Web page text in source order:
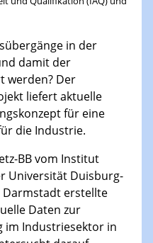
in der
damit der
werden? Der
liefert aktuelle
für eine
die Industrie.
BB vom Institut
Universität Duisburg-
Darmstadt erstellte
Daten zur
im Industriesektor in